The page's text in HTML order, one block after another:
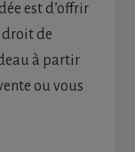
est d’offrir
droit de
à partir
ou vous